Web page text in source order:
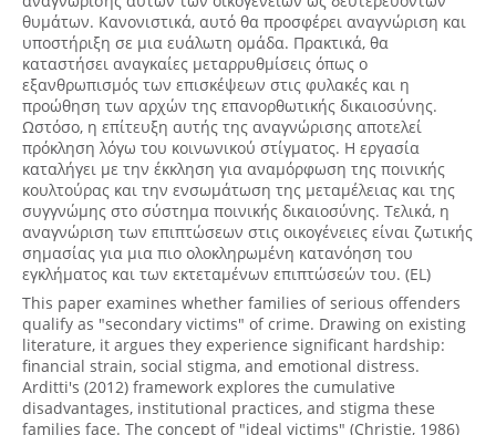
θυμάτων. Κανονιστικά, αυτό θα προσφέρει αναγνώριση και
υποστήριξη σε μια ευάλωτη ομάδα. Πρακτικά, θα
καταστήσει αναγκαίες μεταρρυθμίσεις όπως ο
εξανθρωπισμός των επισκέψεων στις φυλακές και η
προώθηση των αρχών της επανορθωτικής δικαιοσύνης.
Ωστόσο, η επίτευξη αυτής της αναγνώρισης αποτελεί
πρόκληση λόγω του κοινωνικού στίγματος. Η εργασία
καταλήγει με την έκκληση για αναμόρφωση της ποινικής
κουλτούρας και την ενσωμάτωση της μεταμέλειας και της
συγγνώμης στο σύστημα ποινικής δικαιοσύνης. Τελικά, η
αναγνώριση των επιπτώσεων στις οικογένειες είναι ζωτικής
σημασίας για μια πιο ολοκληρωμένη κατανόηση του
εγκλήματος και των εκτεταμένων επιπτώσεών του. (EL)
This paper examines whether families of serious offenders
qualify as "secondary victims" of crime. Drawing on existing
literature, it argues they experience significant hardship:
financial strain, social stigma, and emotional distress.
Arditti's (2012) framework explores the cumulative
disadvantages, institutional practices, and stigma these
families face. The concept of "ideal victims" (Christie, 1986)